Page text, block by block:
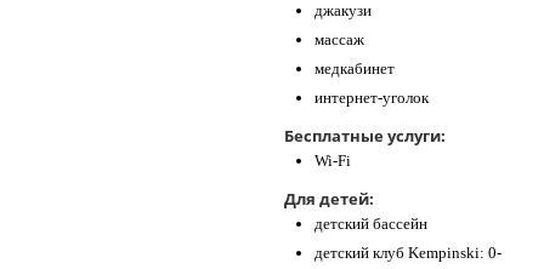
джакузи
массаж
медкабинет
интернет-уголок
Бесплатные услуги:
Wi-Fi
Для детей:
детский бассейн
детский клуб Kempinski: 0-